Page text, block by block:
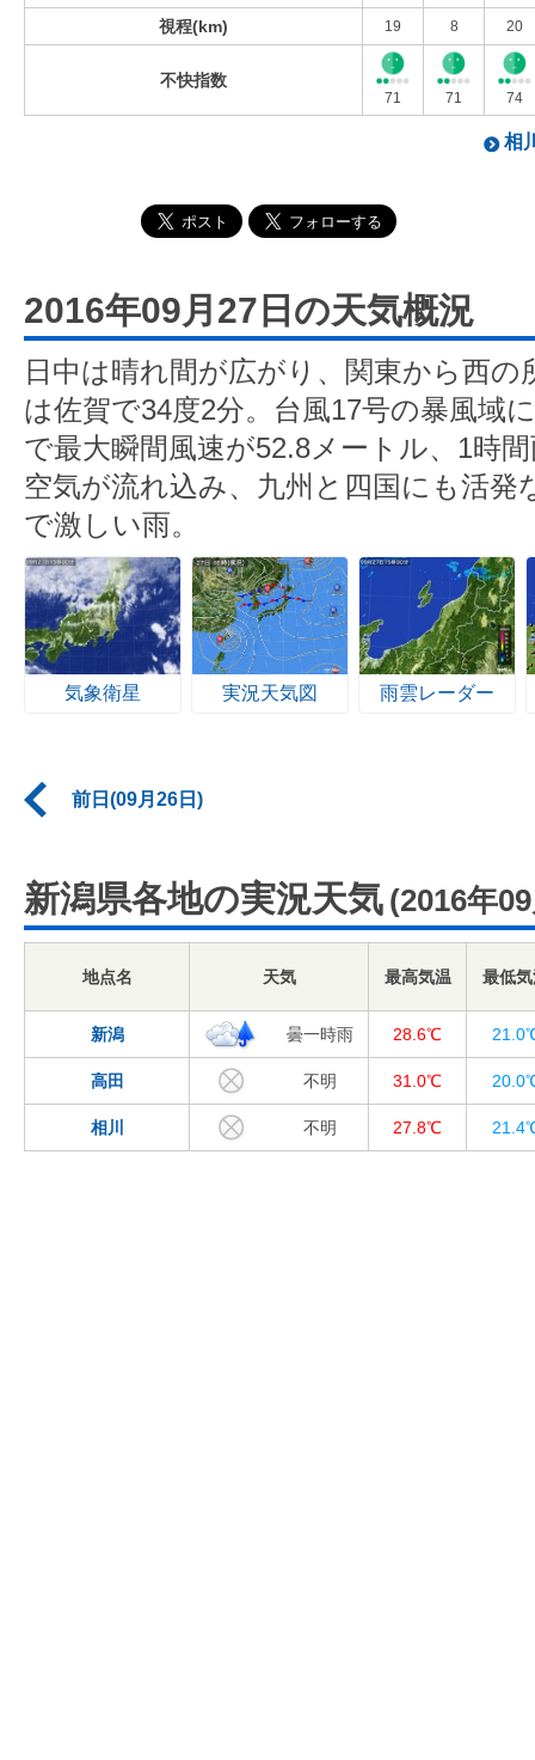
視程(km) 19 8 20
不快指数
71 71 74
相
2016年09月27日の天気概況
日中は晴れ間が広がり、関東から西の
は佐賀で34度2分。台風17号の暴風域
で最大瞬間風速が52.8メートル、1時
空気が流れ込み、九州と四国にも活発
で激しい雨。
気象衛星 実況天気図 雨雲レーダー
前日(09月26日)
新潟県各地の実況天気 (2016年
地点名 天気 最高気温 最低
新潟 曇一時雨 28.6℃
高田 不明 31.0℃
相川 不明 27.8℃